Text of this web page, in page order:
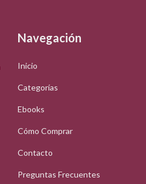
Navegación
Inicio
Categorías
Ebooks
Cómo Comprar
Contacto
Preguntas Frecuentes